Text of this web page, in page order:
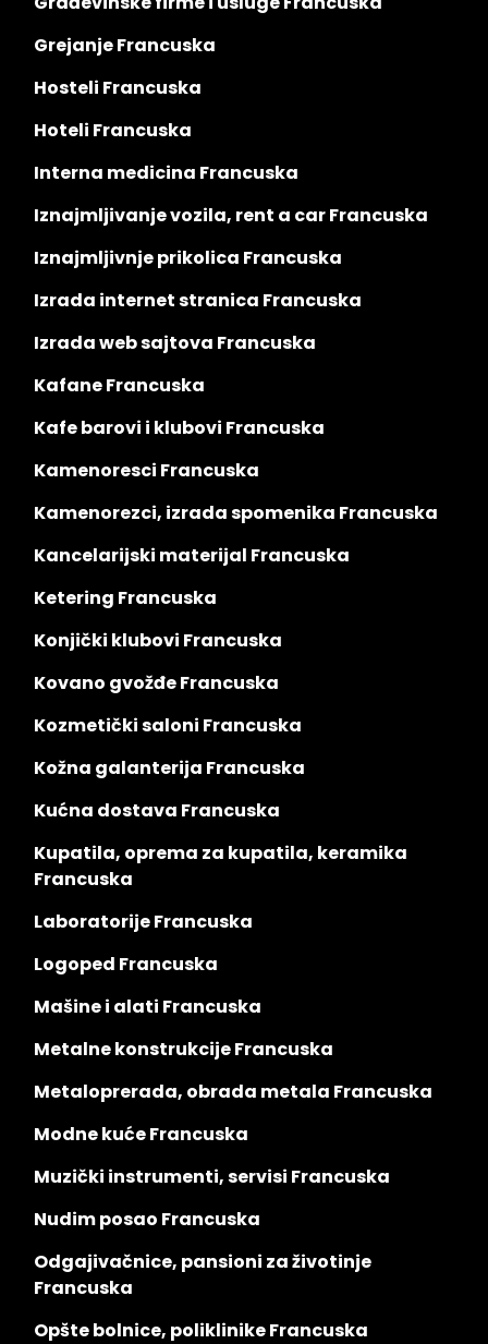
Grejanje Francuska
Hosteli Francuska
Hoteli Francuska
Interna medicina Francuska
Iznajmljivanje vozila, rent a car Francuska
Iznajmljivnje prikolica Francuska
Izrada internet stranica Francuska
Izrada web sajtova Francuska
Kafane Francuska
Kafe barovi i klubovi Francuska
Kamenoresci Francuska
Kamenorezci, izrada spomenika Francuska
Kancelarijski materijal Francuska
Ketering Francuska
Konjički klubovi Francuska
Kovano gvožđe Francuska
Kozmetički saloni Francuska
Kožna galanterija Francuska
Kućna dostava Francuska
Kupatila, oprema za kupatila, keramika
Francuska
Laboratorije Francuska
Logoped Francuska
Mašine i alati Francuska
Metalne konstrukcije Francuska
Metaloprerada, obrada metala Francuska
Modne kuće Francuska
Muzički instrumenti, servisi Francuska
Nudim posao Francuska
Odgajivačnice, pansioni za životinje
Francuska
Opšte bolnice, poliklinike Francuska